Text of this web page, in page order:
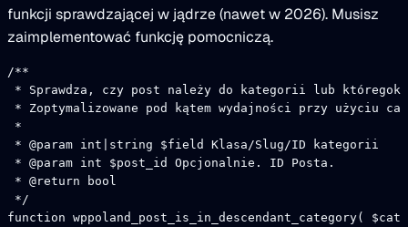
funkcji sprawdzającej w jądrze (nawet w 2026). Musisz
zaimplementować funkcję pomocniczą.
/**
* Sprawdza, czy post należy do kategorii lub
* Zoptymalizowane pod kątem wydajności przy użyciu
*
* @param int string $field Klasa/Slug/ID kategorii
* @param int $post_id Opcjonalnie. ID Posta.
* @return bool
*/
function wppoland_post_is_in_descendant_category(